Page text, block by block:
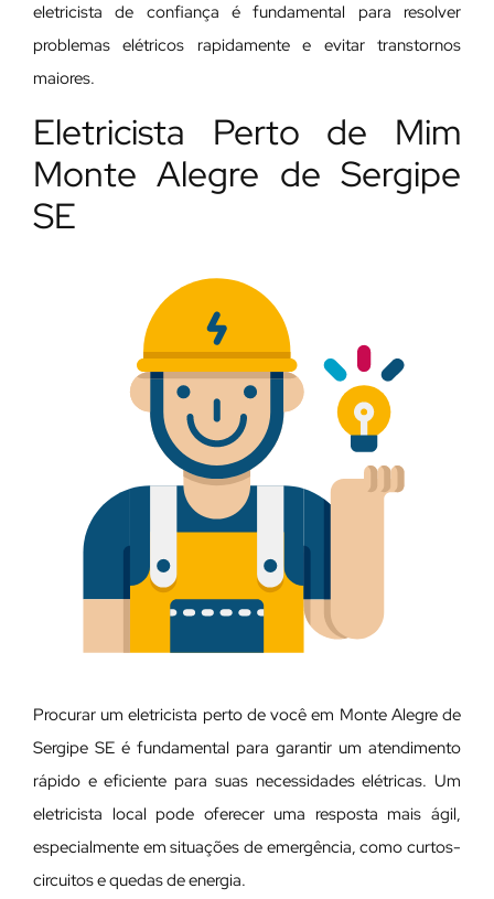
eletricista de confiança é fundamental para resolver
problemas elétricos rapidamente e evitar transtornos
maiores.
Eletricista Perto de Mim
Monte Alegre de Sergipe
SE
Procurar um eletricista perto de você em Monte Alegre de
Sergipe SE é fundamental para garantir um atendimento
rápido e eficiente para suas necessidades elétricas. Um
eletricista local pode oferecer uma resposta mais ágil,
especialmente em situações de emergência, como curtos-
circuitos e quedas de energia.